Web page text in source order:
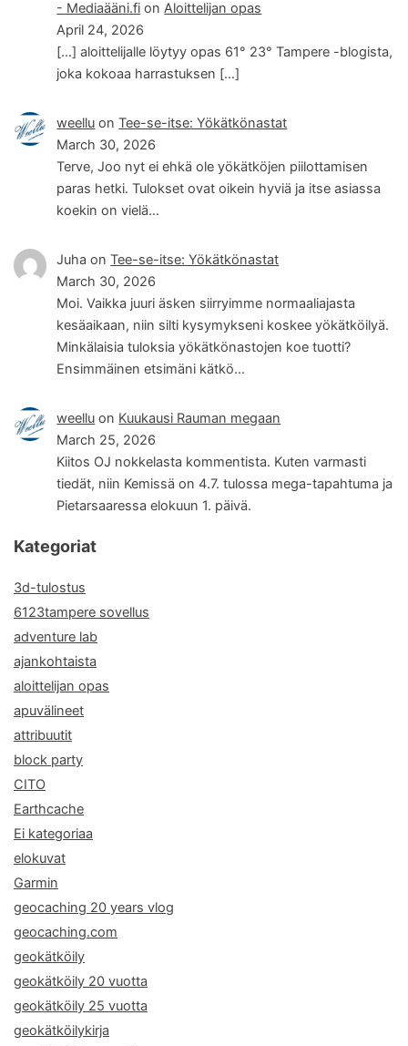
- Mediaääni.fi onAloittelijan opas
April 24, 2026
[…] aloittelijalle löytyy opas 61° 23° Tampere -blogista,
joka kokoaa harrastuksen […]
weellu onTee-se-itse: Yökätkönastat
March 30, 2026
Terve, Joo nyt ei ehkä ole yökätköjen piilottamisen
paras hetki. Tulokset ovat oikein hyviä ja itse asiassa
koekin on vielä…
Juha onTee-se-itse: Yökätkönastat
March 30, 2026
Moi. Vaikka juuri äsken siirryimme normaaliajasta
kesäaikaan, niin silti kysymykseni koskee yökätköilyä.
Minkälaisia tuloksia yökätkönastojen koe tuotti?
Ensimmäinen etsimäni kätkö…
weellu on Kuukausi Rauman megaan
March 25, 2026
Kiitos OJ nokkelasta kommentista. Kuten varmasti
tiedät, niin Kemissä on 4.7. tulossa mega-tapahtuma ja
Pietarsaaressa elokuun 1. päivä.
Kategoriat
3d-tulostus
6123tampere sovellus
adventure lab
ajankohtaista
aloittelijan opas
apuvälineet
attribuutit
block party
CITO
Earthcache
Ei kategoriaa
elokuvat
Garmin
geocaching 20 years vlog
geocaching.com
geokätköily
geokätköily 20 vuotta
geokätköily 25 vuotta
geokätköilykirja